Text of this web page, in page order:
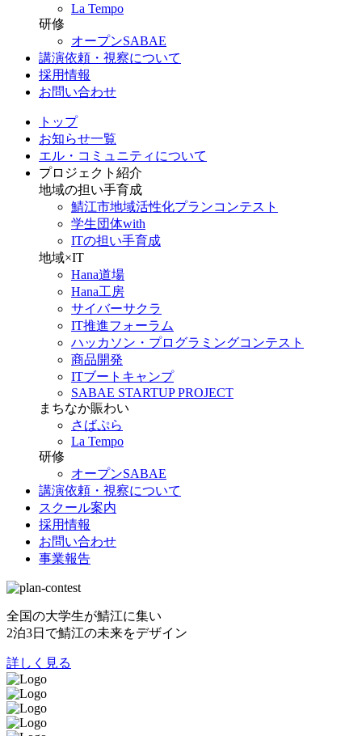
La Tempo
研修
オープンSABAE
講演依頼・視察について
採用情報
お問い合わせ
トップ
お知らせ一覧
エル・コミュニティについて
プロジェクト紹介
地域の担い手育成
鯖江市地域活性化プランコンテスト
学生団体with
ITの担い手育成
地域×IT
Hana道場
Hana工房
サイバーサクラ
IT推進フォーラム
ハッカソン・プログラミングコンテスト
商品開発
ITブートキャンプ
SABAE STARTUP PROJECT
まちなか賑わい
さばぷら
La Tempo
研修
オープンSABAE
講演依頼・視察について
スクール案内
採用情報
お問い合わせ
事業報告
全国の大学生が鯖江に集い
2泊3日で鯖江の未来をデザイン
詳しく見る